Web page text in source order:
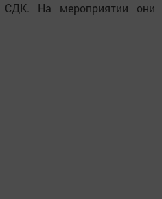
СДК. На мероприятии они